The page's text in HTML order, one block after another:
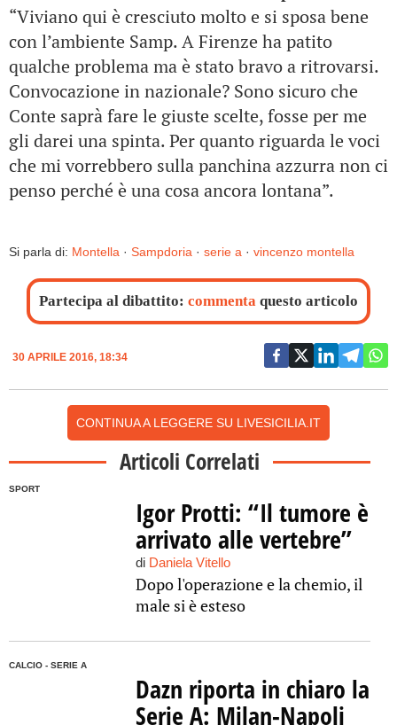
“Viviano qui è cresciuto molto e si sposa bene
con l’ambiente Samp. A Firenze ha patito
qualche problema ma è stato bravo a ritrovarsi.
Convocazione in nazionale? Sono sicuro che
Conte saprà fare le giuste scelte, fosse per me
gli darei una spinta. Per quanto riguarda le voci
che mi vorrebbero sulla panchina azzurra non ci
penso perché è una cosa ancora lontana”.
Si parla di: Montella · Sampdoria · serie a · vincenzo montella
Partecipa al dibattito: commenta questo articolo
30 APRILE 2016, 18:34
CONTINUA A LEGGERE SU LIVESICILIA.IT
Articoli Correlati
SPORT
Igor Protti: “Il tumore è
arrivato alle vertebre”
di Daniela Vitello
Dopo l'operazione e la chemio, il
male si è esteso
CALCIO - SERIE A
Dazn riporta in chiaro la
Serie A: Milan-Napoli